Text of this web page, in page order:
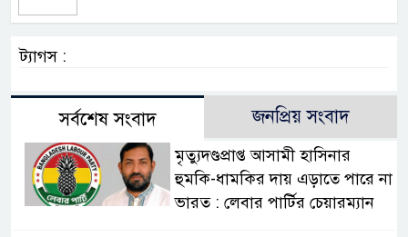
ট্যাগস :
সর্বশেষ সংবাদ জনপ্রিয় সংবাদ
মৃত্যুদণ্ডপ্রাপ্ত আসামী হাসিনার
হুমকি-ধামকির দায় এড়াতে পারে না
ভারত : লেবার পার্টির চেয়ারম্যান